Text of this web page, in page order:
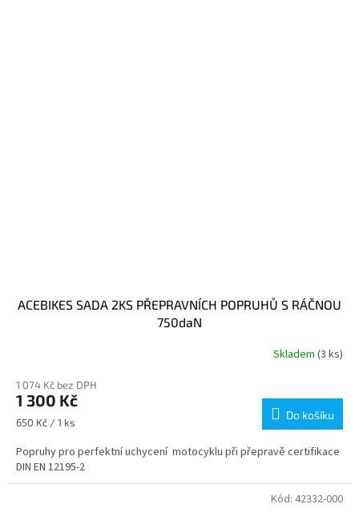
ACEBIKES SADA 2KS PŘEPRAVNÍCH POPRUHŮ S RÁČNOU
750daN
Skladem (3 ks)
1 074 Kč bez DPH
1 300 Kč
Měrná
650 Kč / 1 ks
Do košíku
Popruhy pro perfektní uchycení motocyklu při přepravě certifikace
DIN EN 12195-2
Kód: 42332-000